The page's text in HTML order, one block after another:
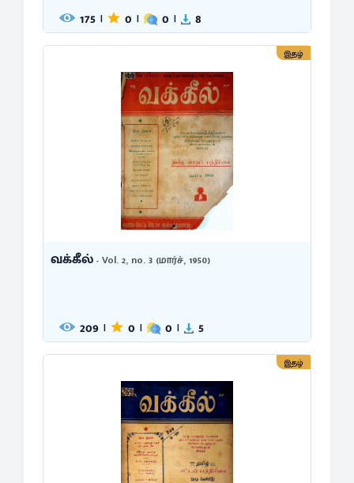
175 | 0 | 0 | 8
இதழ்
வக்கீல்- Vol. 2, no. 3 (மார்ச், 1950)
209 | 0 | 0 | 5
இதழ்